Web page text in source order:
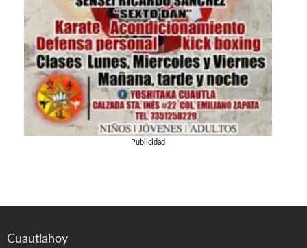
Publicidad
Cuautlahoy